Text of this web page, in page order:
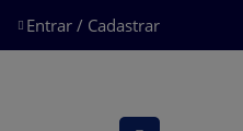
Entrar / Cadastrar